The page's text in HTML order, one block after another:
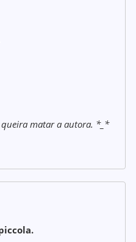
queira matar a autora. *_*